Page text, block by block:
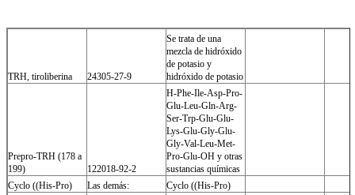
TRH, tiroliberina 24305-27-9
Se trata de una
mezcla de hidróxido
de potasio y
hidróxido de potasio
Prepro-TRH (178 a
199)
122018-92-2
H-Phe-Ile-Asp-Pro-
Glu-Leu-Gln-Arg-
Ser-Trp-Glu-Glu-
Lys-Glu-Gly-Glu-
Gly-Val-Leu-Met-
Pro-Glu-OH y otras
sustancias químicas
Cyclo ((His-Pro)
Las demás: Cyclo ((His-Pro)